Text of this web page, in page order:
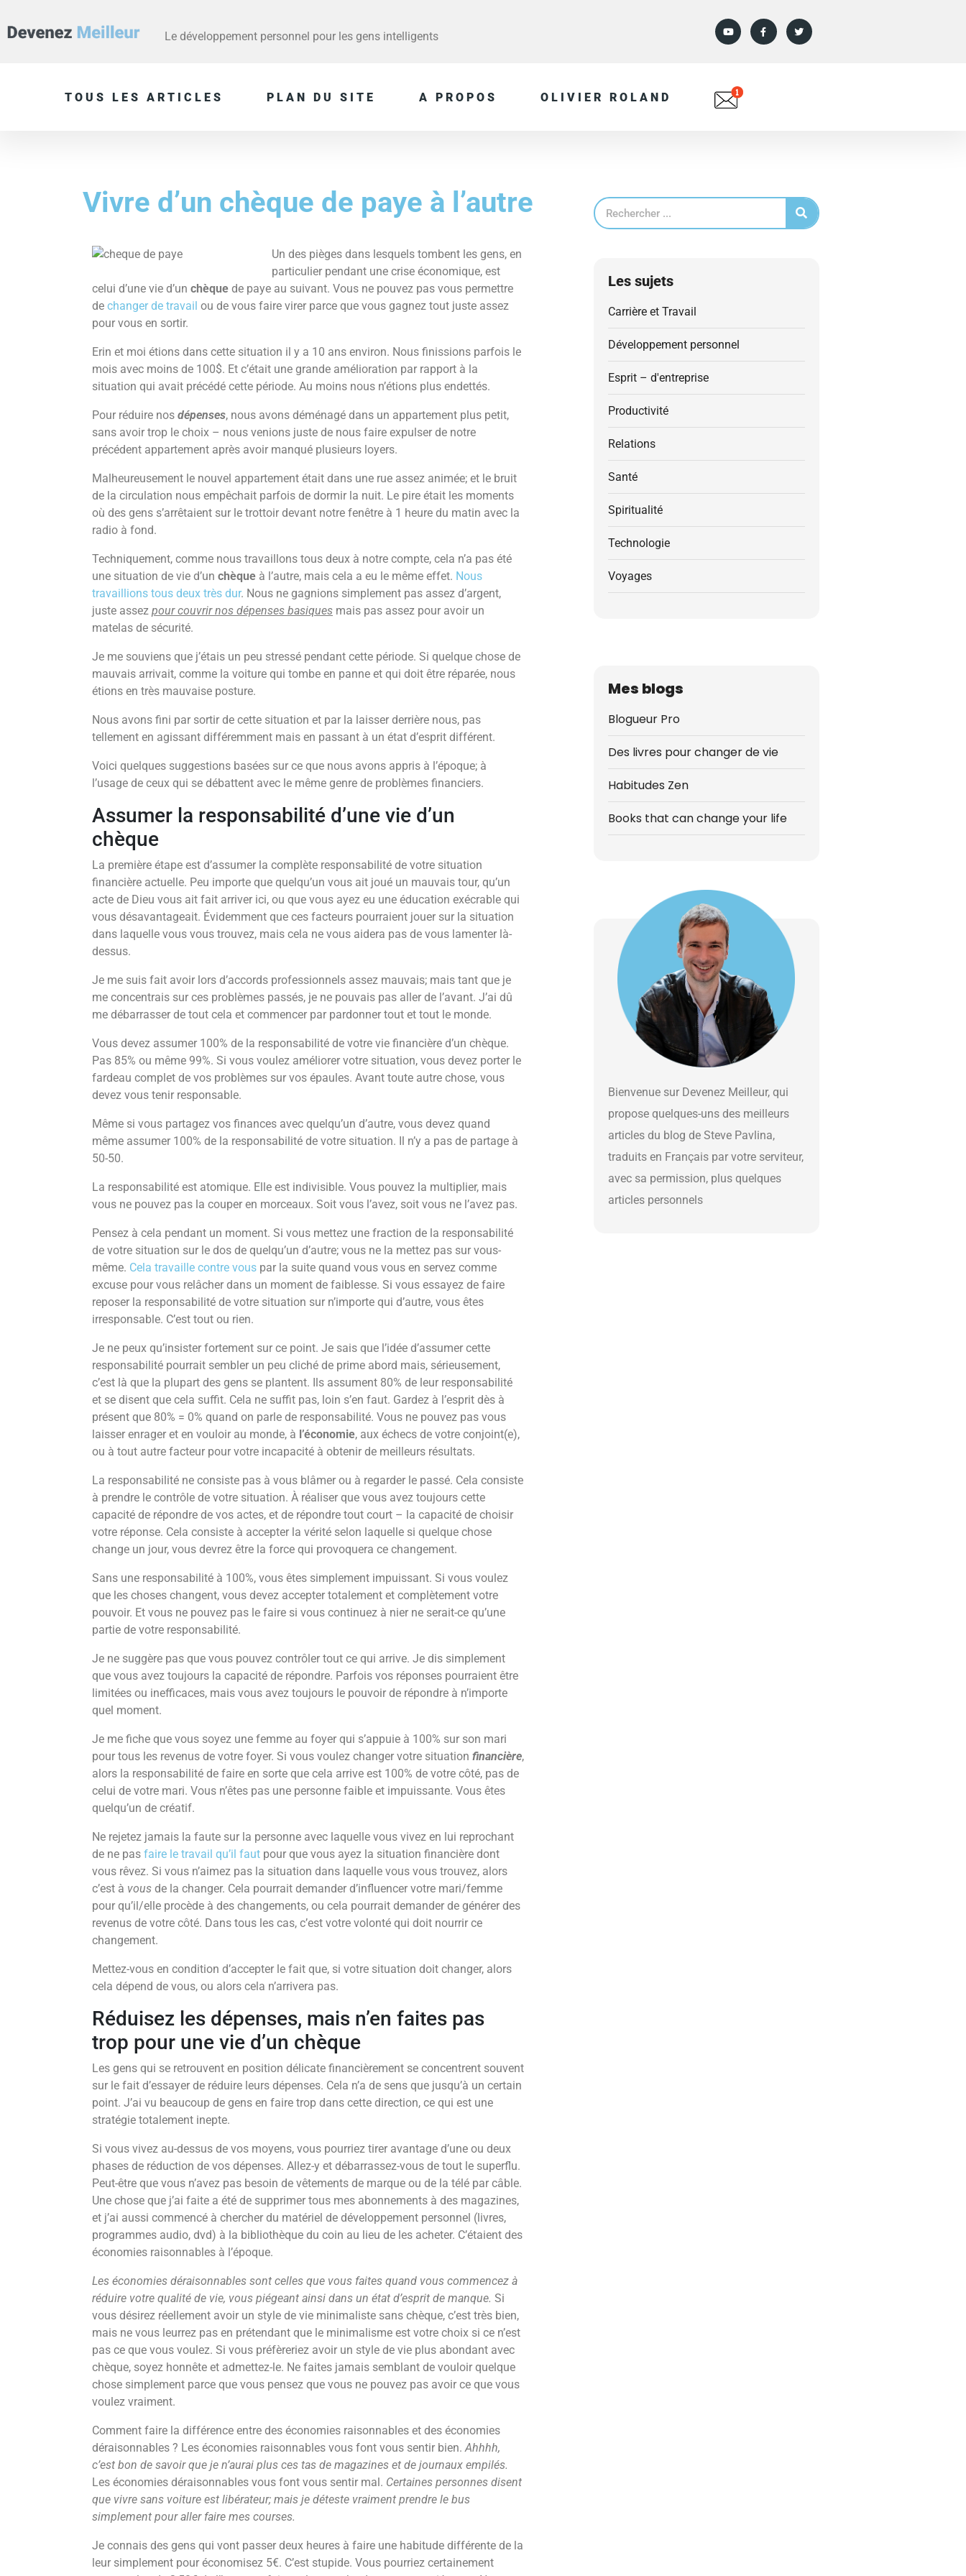
Le développement personnel pour les gens intelligents
TOUS LES ARTICLES PLAN DU SITE A PROPOS OLIVIER ROLAND
Vivre d’un chèque de paye à l’autre
Un des pièges dans lesquels tombent les gens, en
particulier pendant une crise économique, est
celui d’une vie d’un chèque de paye au suivant. Vous ne pouvez pas vous permettre
de changer de travail ou de vous faire virer parce que vous gagnez tout juste assez
pour vous en sortir.
Erin et moi étions dans cette situation il y a 10 ans environ. Nous finissions parfois le
mois avec moins de 100$. Et c’était une grande amélioration par rapport à la
situation qui avait précédé cette période. Au moins nous n’étions plus endettés.
Pour réduire nos dépenses, nous avons déménagé dans un appartement plus petit,
sans avoir trop le choix – nous venions juste de nous faire expulser de notre
précédent appartement après avoir manqué plusieurs loyers.
Malheureusement le nouvel appartement était dans une rue assez animée; et le bruit
de la circulation nous empêchait parfois de dormir la nuit. Le pire était les moments
où des gens s’arrêtaient sur le trottoir devant notre fenêtre à 1 heure du matin avec la
radio à fond.
Techniquement, comme nous travaillons tous deux à notre compte, cela n’a pas été
une situation de vie d’un chèque à l’autre, mais cela a eu le même effet. Nous
travaillions tous deux très dur. Nous ne gagnions simplement pas assez d’argent,
juste assez pour couvrir nos dépenses basiques mais pas assez pour avoir un
matelas de sécurité.
Je me souviens que j’étais un peu stressé pendant cette période. Si quelque chose de
mauvais arrivait, comme la voiture qui tombe en panne et qui doit être réparée, nous
étions en très mauvaise posture.
Nous avons fini par sortir de cette situation et par la laisser derrière nous, pas
tellement en agissant différemment mais en passant à un état d’esprit différent.
Voici quelques suggestions basées sur ce que nous avons appris à l’époque; à
l’usage de ceux qui se débattent avec le même genre de problèmes financiers.
Assumer la responsabilité d’une vie d’un
chèque
La première étape est d’assumer la complète responsabilité de votre situation
financière actuelle. Peu importe que quelqu’un vous ait joué un mauvais tour, qu’un
acte de Dieu vous ait fait arriver ici, ou que vous ayez eu une éducation exécrable qui
vous désavantageait. Évidemment que ces facteurs pourraient jouer sur la situation
dans laquelle vous vous trouvez, mais cela ne vous aidera pas de vous lamenter là-
dessus.
Je me suis fait avoir lors d’accords professionnels assez mauvais; mais tant que je
me concentrais sur ces problèmes passés, je ne pouvais pas aller de l’avant. J’ai dû
me débarrasser de tout cela et commencer par pardonner tout et tout le monde.
Vous devez assumer 100% de la responsabilité de votre vie financière d’un chèque.
Pas 85% ou même 99%. Si vous voulez améliorer votre situation, vous devez porter le
fardeau complet de vos problèmes sur vos épaules. Avant toute autre chose, vous
devez vous tenir responsable.
Même si vous partagez vos finances avec quelqu’un d’autre, vous devez quand
même assumer 100% de la responsabilité de votre situation. Il n’y a pas de partage à
50-50.
La responsabilité est atomique. Elle est indivisible. Vous pouvez la multiplier, mais
vous ne pouvez pas la couper en morceaux. Soit vous l’avez, soit vous ne l’avez pas.
Pensez à cela pendant un moment. Si vous mettez une fraction de la responsabilité
de votre situation sur le dos de quelqu’un d’autre; vous ne la mettez pas sur vous-
même. Cela travaille contre vous par la suite quand vous vous en servez comme
excuse pour vous relâcher dans un moment de faiblesse. Si vous essayez de faire
reposer la responsabilité de votre situation sur n’importe qui d’autre, vous êtes
irresponsable. C’est tout ou rien.
Je ne peux qu’insister fortement sur ce point. Je sais que l’idée d’assumer cette
responsabilité pourrait sembler un peu cliché de prime abord mais, sérieusement,
c’est là que la plupart des gens se plantent. Ils assument 80% de leur responsabilité
et se disent que cela suffit. Cela ne suffit pas, loin s’en faut. Gardez à l’esprit dès à
présent que 80% = 0% quand on parle de responsabilité. Vous ne pouvez pas vous
laisser enrager et en vouloir au monde, à l’économie, aux échecs de votre conjoint(e),
ou à tout autre facteur pour votre incapacité à obtenir de meilleurs résultats.
La responsabilité ne consiste pas à vous blâmer ou à regarder le passé. Cela consiste
à prendre le contrôle de votre situation. À réaliser que vous avez toujours cette
capacité de répondre de vos actes, et de répondre tout court – la capacité de choisir
votre réponse. Cela consiste à accepter la vérité selon laquelle si quelque chose
change un jour, vous devrez être la force qui provoquera ce changement.
Sans une responsabilité à 100%, vous êtes simplement impuissant. Si vous voulez
que les choses changent, vous devez accepter totalement et complètement votre
pouvoir. Et vous ne pouvez pas le faire si vous continuez à nier ne serait-ce qu’une
partie de votre responsabilité.
Je ne suggère pas que vous pouvez contrôler tout ce qui arrive. Je dis simplement
que vous avez toujours la capacité de répondre. Parfois vos réponses pourraient être
limitées ou inefficaces, mais vous avez toujours le pouvoir de répondre à n’importe
quel moment.
Je me fiche que vous soyez une femme au foyer qui s’appuie à 100% sur son mari
pour tous les revenus de votre foyer. Si vous voulez changer votre situation financière,
alors la responsabilité de faire en sorte que cela arrive est 100% de votre côté, pas de
celui de votre mari. Vous n’êtes pas une personne faible et impuissante. Vous êtes
quelqu’un de créatif.
Ne rejetez jamais la faute sur la personne avec laquelle vous vivez en lui reprochant
de ne pas faire le travail qu’il faut pour que vous ayez la situation financière dont
vous rêvez. Si vous n’aimez pas la situation dans laquelle vous vous trouvez, alors
c’est à vous de la changer. Cela pourrait demander d’influencer votre mari/femme
pour qu’il/elle procède à des changements, ou cela pourrait demander de générer des
revenus de votre côté. Dans tous les cas, c’est votre volonté qui doit nourrir ce
changement.
Mettez-vous en condition d’accepter le fait que, si votre situation doit changer, alors
cela dépend de vous, ou alors cela n’arrivera pas.
Réduisez les dépenses, mais n’en faites pas
trop pour une vie d’un chèque
Les gens qui se retrouvent en position délicate financièrement se concentrent souvent
sur le fait d’essayer de réduire leurs dépenses. Cela n’a de sens que jusqu’à un certain
point. J’ai vu beaucoup de gens en faire trop dans cette direction, ce qui est une
stratégie totalement inepte.
Si vous vivez au-dessus de vos moyens, vous pourriez tirer avantage d’une ou deux
phases de réduction de vos dépenses. Allez-y et débarrassez-vous de tout le superflu.
Peut-être que vous n’avez pas besoin de vêtements de marque ou de la télé par câble.
Une chose que j’ai faite a été de supprimer tous mes abonnements à des magazines,
et j’ai aussi commencé à chercher du matériel de développement personnel (livres,
programmes audio, dvd) à la bibliothèque du coin au lieu de les acheter. C’étaient des
économies raisonnables à l’époque.
Les économies déraisonnables sont celles que vous faites quand vous commencez à
réduire votre qualité de vie, vous piégeant ainsi dans un état d’esprit de manque. Si
vous désirez réellement avoir un style de vie minimaliste sans chèque, c’est très bien,
mais ne vous leurrez pas en prétendant que le minimalisme est votre choix si ce n’est
pas ce que vous voulez. Si vous préfèreriez avoir un style de vie plus abondant avec
chèque, soyez honnête et admettez-le. Ne faites jamais semblant de vouloir quelque
chose simplement parce que vous pensez que vous ne pouvez pas avoir ce que vous
voulez vraiment.
Comment faire la différence entre des économies raisonnables et des économies
déraisonnables ? Les économies raisonnables vous font vous sentir bien.Ahhhh,
c’est bon de savoir que je n’aurai plus ces tas de magazines et de journaux empilés.
Les économies déraisonnables vous font vous sentir mal. Certaines personnes disent
que vivre sans voiture est libérateur; mais je déteste vraiment prendre le bus
simplement pour aller faire mes courses.
Je connais des gens qui vont passer deux heures à faire une habitude différente de la
leur simplement pour économisez 5€. C’est stupide. Vous pourriez certainement
Les sujets
Carrière et Travail
Développement personnel
Esprit – d'entreprise
Productivité
Relations
Santé
Spiritualité
Technologie
Voyages
Mes blogs
Blogueur Pro
Des livres pour changer de vie
Habitudes Zen
Books that can change your life
Bienvenue sur Devenez Meilleur, qui
propose quelques-uns des meilleurs
articles du blog de Steve Pavlina,
traduits en Français par votre serviteur,
avec sa permission, plus quelques
articles personnels